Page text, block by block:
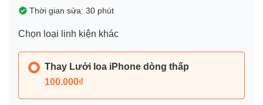
Thời gian sửa: 30 phút
Chọn loại linh kiện khác
Thay Lưới loa iPhone dòng thấp
100.000₫